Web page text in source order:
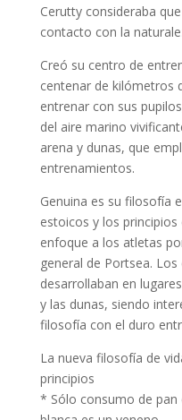
Cerutty consideraba
contacto con la
Creó su centro de
centenar de kilómetros
entrenar con sus
del aire marino
arena y dunas, que
entrenamientos.
Genuina es su filosofía
estoicos y los
enfoque a los atletas
general de Portsea.
desarrollaban en
y las dunas, siendo
filosofía con el duro
La nueva filosofía de
principios
* Sólo consumo de pan